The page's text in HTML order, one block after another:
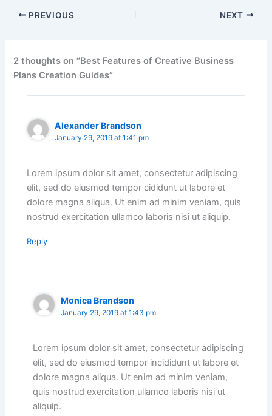
PREVIOUS NEXT
2 thoughts on “Best Features of Creative Business
Plans Creation Guides”
Alexander Brandson
January 29, 2019 at 1:41 pm
Lorem ipsum dolor sit amet, consectetur adipiscing
elit, sed do eiusmod tempor cididunt ut labore et
dolore magna aliqua. Ut enim ad minim veniam, quis
nostrud exercitation ullamco laboris nisi ut aliquip.
Reply
Monica Brandson
January 29, 2019 at 1:43 pm
Lorem ipsum dolor sit amet, consectetur adipiscing
elit, sed do eiusmod tempor incididunt ut labore et
dolore magna aliqua. Ut enim ad minim veniam,
quis nostrud exercitation ullamco laboris nisi ut
aliquip.